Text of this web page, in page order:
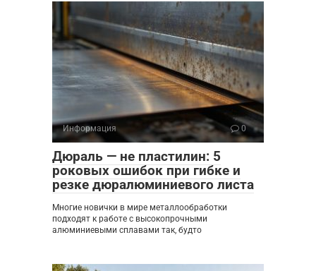
Информация 0
Дюраль — не пластилин: 5
роковых ошибок при гибке и
резке дюралюминиевого листа
Многие новички в мире металлообработки
подходят к работе с высокопрочными
алюминиевыми сплавами так, будто